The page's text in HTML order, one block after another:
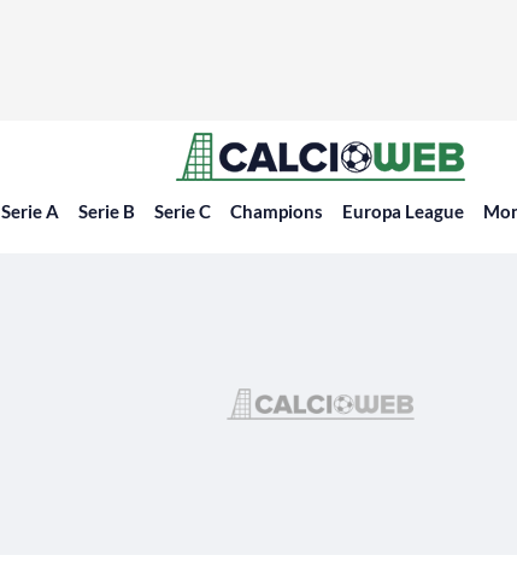
Serie A Serie B Serie C Champions Europa League